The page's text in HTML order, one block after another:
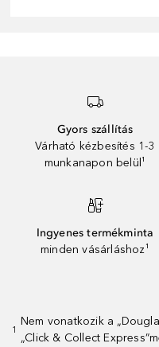
Gyors szállítás
Várható kézbesítés 1-3
munkanapon belül¹
Ingyenes termékminta
minden vásárláshoz¹
1
Nem vonatkozik a
„Click & Collect